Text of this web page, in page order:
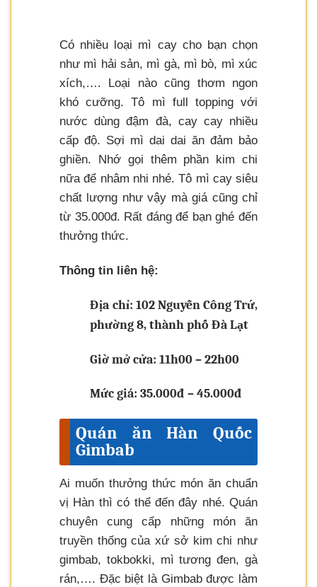
Có nhiều loại mì cay cho bạn chọn
như mì hải sản, mì gà, mì bò, mì xúc
xích,…. Loại nào cũng thơm ngon
khó cưỡng. Tô mì full topping với
nước dùng đậm đà, cay cay nhiều
cấp độ. Sợi mì dai dai ăn đảm bảo
ghiền. Nhớ gọi thêm phần kim chi
nữa để nhâm nhi nhé. Tô mì cay siêu
chất lượng như vậy mà giá cũng chỉ
từ 35.000đ. Rất đáng để bạn ghé đến
thưởng thức.
Thông tin liên hệ:
Địa chỉ: 102 Nguyễn Công Trứ,
phường 8, thành phố Đà Lạt
Giờ mở cửa: 11h00 – 22h00
Mức giá: 35.000đ – 45.000đ
Quán ăn Hàn Quốc
Gimbab
Ai muốn thưởng thức món ăn chuẩn
vị Hàn thì có thể đến đây nhé. Quán
chuyên cung cấp những món ăn
truyền thống của xứ sở kim chi như
gimbab, tokbokki, mì tương đen, gà
rán,…. Đặc biệt là Gimbab được làm